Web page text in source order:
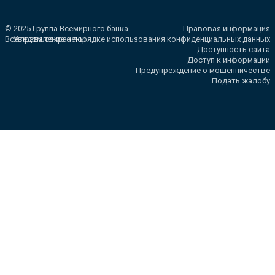
© 2025 Группа Всемирного банка.
Все права сохранены.
Правовая информация
Уведомление о порядке использования конфиденциальных данных
Доступность сайта
Доступ к информации
Предупреждение о мошенничестве
Подать жалобу